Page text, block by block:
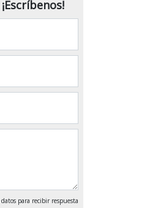
para recibir respuesta